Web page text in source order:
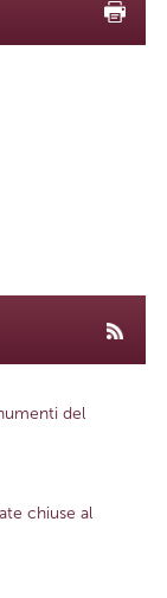
del
chiuse al